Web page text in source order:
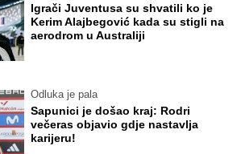
Igrači Juventusa su shvatili ko je
Kerim Alajbegović kada su stigli na
aerodrom u Australiji
Odluka je pala
Sapunici je došao kraj: Rodri
večeras objavio gdje nastavlja
karijeru!